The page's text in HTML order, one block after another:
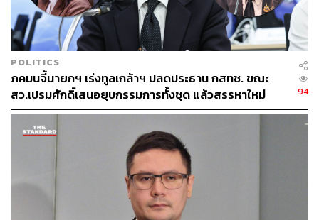
POLITICS
ภคมนจี้นายกฯ เร่งทูลเกล้าฯ ปลดประธาน กสทช. ขณะ
สว.เปรมศักดิ์เสนอยุบกรรมการทั้งชุด แล้วสรรหาใหม่
94